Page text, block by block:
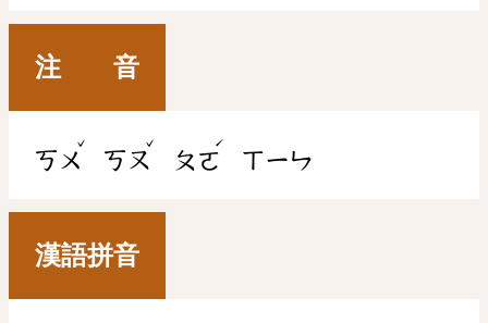
注 音
ㄎㄨ
ˇ
ㄎㄡ
ˇ
ㄆㄛ
ˊ
ㄒㄧㄣ
漢語拼音